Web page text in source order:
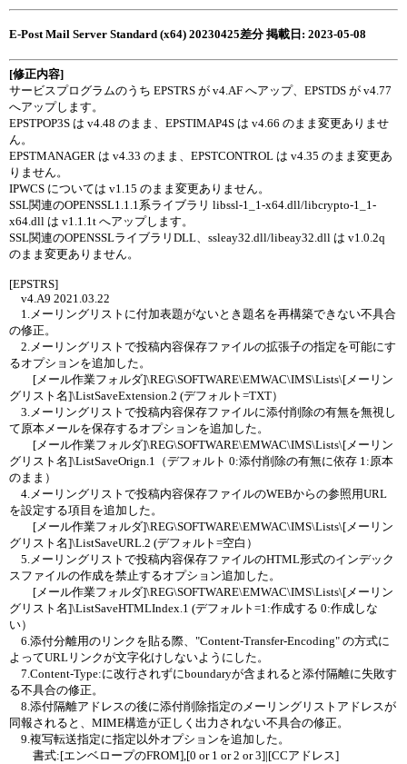
E-Post Mail Server Standard (x64) 20230425差分 掲載日: 2023-05-08
[修正内容]
サービスプログラムのうち EPSTRS が v4.AF へアップ、EPSTDS が v4.77
へアップします。
EPSTPOP3S は v4.48 のまま、EPSTIMAP4S は v4.66 のまま変更ありませ
ん。
EPSTMANAGER は v4.33 のまま、EPSTCONTROL は v4.35 のまま変更あ
りません。
IPWCS については v1.15 のまま変更ありません。
SSL関連のOPENSSL1.1.1系ライブラリ libssl-1_1-x64.dll/libcrypto-1_1-
x64.dll は v1.1.1t へアップします。
SSL関連のOPENSSLライブラリDLL、ssleay32.dll/libeay32.dll は v1.0.2q
のまま変更ありません。
[EPSTRS]
v4.A9 2021.03.22
1.メーリングリストに付加表題がないとき題名を再構築できない不具合
の修正。
2.メーリングリストで投稿内容保存ファイルの拡張子の指定を可能にす
るオプションを追加した。
[メール作業フォルダ]\REG\SOFTWARE\EMWAC\IMS\Lists\[メーリン
グリスト名]\ListSaveExtension.2 (デフォルト=TXT）
3.メーリングリストで投稿内容保存ファイルに添付削除の有無を無視し
て原本メールを保存するオプションを追加した。
[メール作業フォルダ]\REG\SOFTWARE\EMWAC\IMS\Lists\[メーリン
グリスト名]\ListSaveOrign.1（デフォルト 0:添付削除の有無に依存 1:原本
のまま）
4.メーリングリストで投稿内容保存ファイルのWEBからの参照用URL
を設定する項目を追加した。
[メール作業フォルダ]\REG\SOFTWARE\EMWAC\IMS\Lists\[メーリン
グリスト名]\ListSaveURL.2 (デフォルト=空白）
5.メーリングリストで投稿内容保存ファイルのHTML形式のインデック
スファイルの作成を禁止するオプション追加した。
[メール作業フォルダ]\REG\SOFTWARE\EMWAC\IMS\Lists\[メーリン
グリスト名]\ListSaveHTMLIndex.1 (デフォルト=1:作成する 0:作成しな
い）
6.添付分離用のリンクを貼る際、"Content-Transfer-Encoding" の方式に
よってURLリンクが文字化けしないようにした。
7.Content-Type:に改行されずにboundaryが含まれると添付隔離に失敗す
る不具合の修正。
8.添付隔離アドレスの後に添付削除指定のメーリングリストアドレスが
同報されると、MIME構造が正しく出力されない不具合の修正。
9.複写転送指定に指定以外オプションを追加した。
書式:[エンベロープのFROM],[0 or 1 or 2 or 3]|[CCアドレス]